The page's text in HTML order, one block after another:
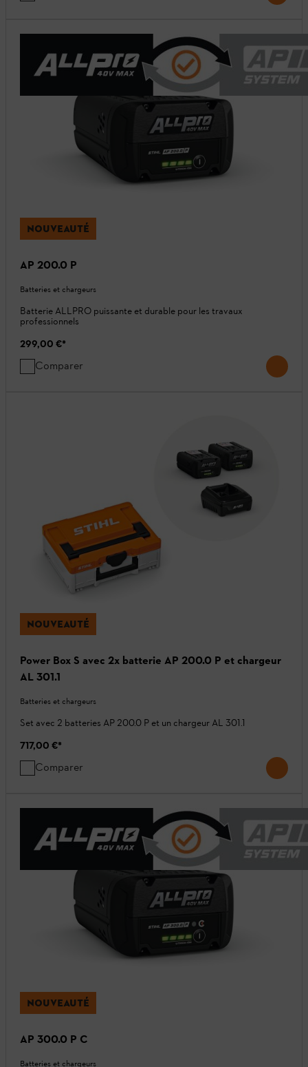
NOUVEAUTÉ
AP 200.0 P
Batteries et chargeurs
Batterie ALLPRO puissante et durable pour les travaux
professionnels
299,00 €*
Comparer
NOUVEAUTÉ
Power Box S avec 2x batterie AP 200.0 P et chargeur
AL 301.1
Batteries et chargeurs
Set avec 2 batteries AP 200.0 P et un chargeur AL 301.1
717,00 €*
Comparer
NOUVEAUTÉ
AP 300.0 P C
Batteries et chargeurs